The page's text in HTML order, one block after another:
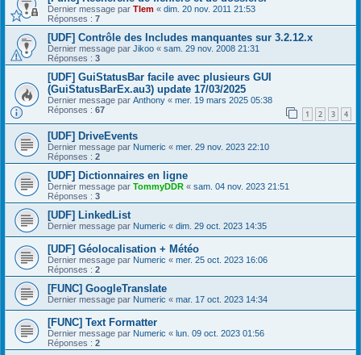
Dernier message par Tlem « dim. 20 nov. 2011 21:53
Réponses : 7
[UDF] Contrôle des Includes manquantes sur 3.2.12.x
Dernier message par Jikoo « sam. 29 nov. 2008 21:31
Réponses : 3
[UDF] GuiStatusBar facile avec plusieurs GUI
(GuiStatusBarEx.au3) update 17/03/2025
Dernier message par Anthony « mer. 19 mars 2025 05:38
Réponses : 67 1 2 3 4
[UDF] DriveEvents
Dernier message par Numeric « mer. 29 nov. 2023 22:10
Réponses : 2
[UDF] Dictionnaires en ligne
Dernier message par TommyDDR « sam. 04 nov. 2023 21:51
Réponses : 3
[UDF] LinkedList
Dernier message par Numeric « dim. 29 oct. 2023 14:35
[UDF] Géolocalisation + Météo
Dernier message par Numeric « mer. 25 oct. 2023 16:06
Réponses : 2
[FUNC] GoogleTranslate
Dernier message par Numeric « mar. 17 oct. 2023 14:34
[FUNC] Text Formatter
Dernier message par Numeric « lun. 09 oct. 2023 01:56
Réponses : 2